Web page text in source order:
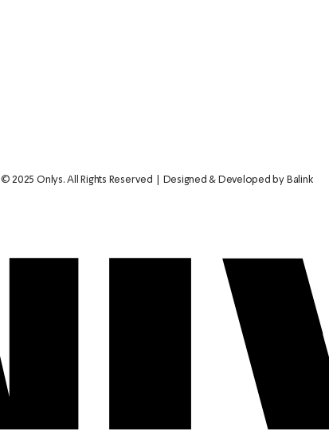
© 2025 Onlys. All Rights Reserved Designed & Developed by Balink